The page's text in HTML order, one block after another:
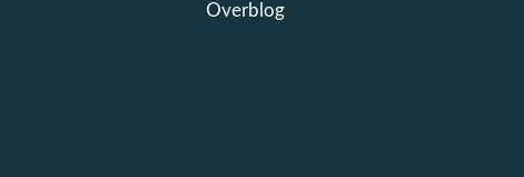
Overblog